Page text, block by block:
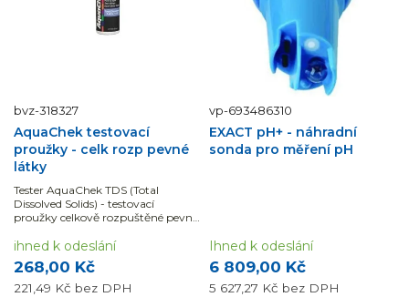
bvz-318327
AquaChek testovací
proužky - celk rozp pevné
látky
Tester AquaChek TDS (Total
Dissolved Solids) - testovací
proužky celkově rozpuštěné pevné
látky jsou měřítkem pro vše co
bylo ve vodě rozpuštěno v
průběhu času...
268,00 Kč
221,49 Kč bez DPH
ihned k odeslání
vp-693486310
EXACT pH+ - náhradní
sonda pro měření pH
6 809,00 Kč
5 627,27 Kč bez DPH
Ihned k odeslání